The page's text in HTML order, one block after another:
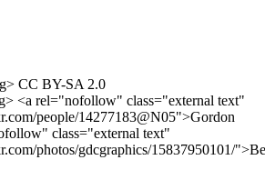
CC BY-SA 2.0
<a rel="nofollow" class="external text"
people/14277183@N05">Gordon
class="external text"
photos/gdcgraphics/15837950101/